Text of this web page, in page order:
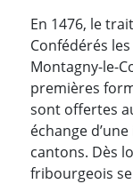
En 1476, le
Confédérés
Montagny-le-
premières
sont offertes
échange
cantons. Dès
fribourgeois